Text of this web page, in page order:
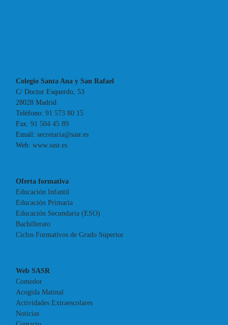
Colegio Santa Ana y San Rafael
C/ Doctor Esquerdo, 53
28028 Madrid
Teléfono:91 573 80 15
Fax:91 504 45 89
Email:secretaria@sasr.es
Web:www.sasr.es
Oferta formativa
Educación Infantil
Educación Primaria
Educación Secundaria (ESO)
Bachillerato
Ciclos Formativos de Grado Superior
Web SASR
Comedor
Acogida Matinal
Actividades Extraescolares
Noticias